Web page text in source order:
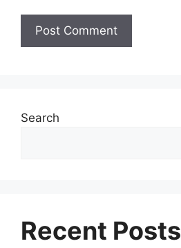
Search
Recent Posts